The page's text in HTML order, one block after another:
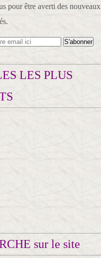
pour être averti des nouveaux
LES PLUS
sur le site